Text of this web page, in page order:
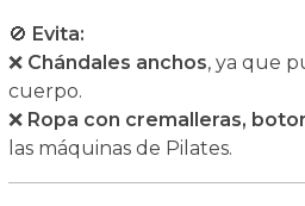
🚫 Evita:
❌ Chándales anchos, ya que
cuerpo.
❌ Ropa con cremalleras,
las máquinas de Pilates.